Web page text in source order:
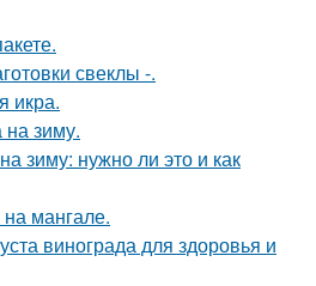
свеклы -.
икра.
зиму.
зиму: нужно ли это и как
мангале.
винограда для здоровья и